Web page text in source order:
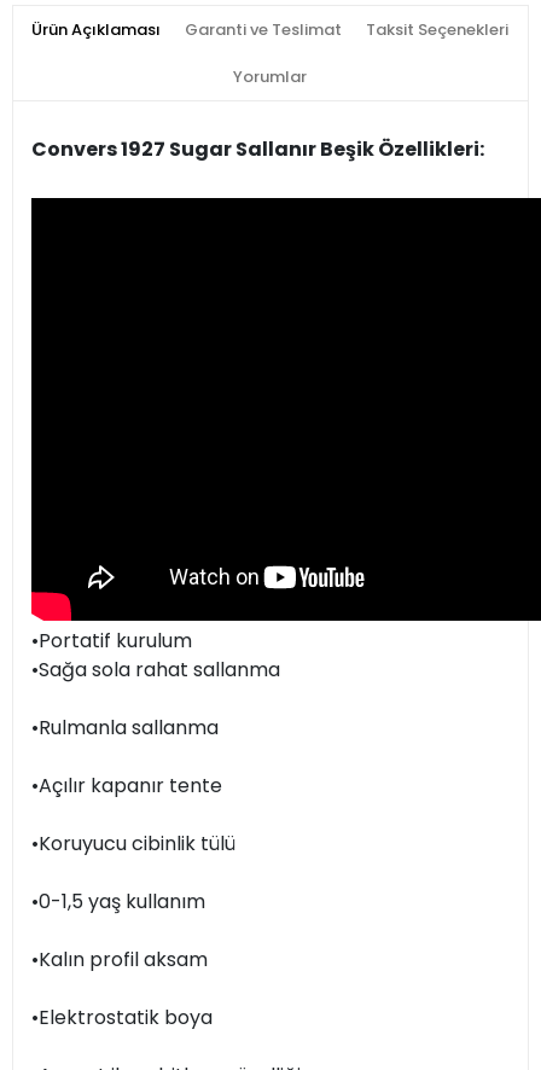
Ürün Açıklaması Garanti ve Teslimat Taksit Seçenekleri
Yorumlar
Convers 1927 Sugar Sallanır Beşik Özellikleri:
•Portatif kurulum
•Sağa sola rahat sallanma
•Rulmanla sallanma
•Açılır kapanır tente
•Koruyucu cibinlik tülü
•0-1,5 yaş kullanım
•Kalın profil aksam
•Elektrostatik boya